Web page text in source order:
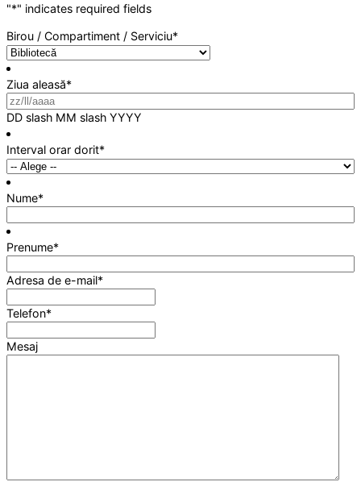
"*" indicates required fields
Birou / Compartiment / Serviciu*
Ziua aleasă*
DD slash MM slash YYYY
Interval orar dorit*
Nume*
Prenume*
Adresa de e-mail*
Telefon*
Mesaj